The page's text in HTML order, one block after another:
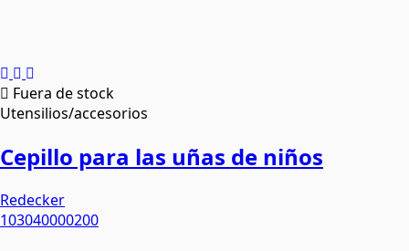
Fuera de stock
Utensilios/accesorios
Cepillo para las uñas de niños
Redecker
103040000200